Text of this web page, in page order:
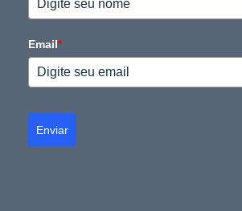
Email*
Enviar